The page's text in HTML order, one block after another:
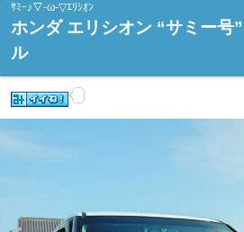
ｻﾐｰ♪▽-ω-▽ｴﾘｼｵﾝ
ホンダ エリシオン “サミー号
ル